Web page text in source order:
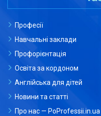
Професії
Навчальні заклади
Профорієнтація
Освіта за кордоном
Англійська для дітей
Новини та статті
Про нас — PoProfessii.in.ua